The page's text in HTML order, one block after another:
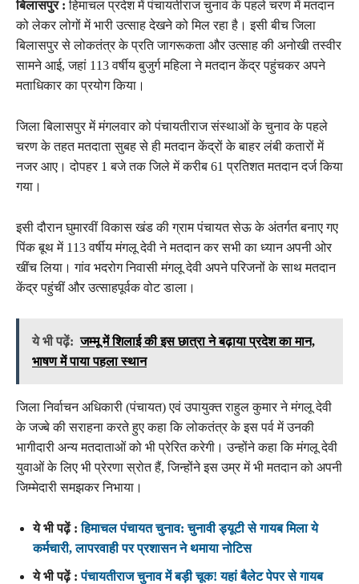
बिलासपुर : हिमाचल प्रदेश में पंचायतीराज चुनाव के पहले चरण में मतदान
को लेकर लोगों में भारी उत्साह देखने को मिल रहा है। इसी बीच जिला
बिलासपुर से लोकतंत्र के प्रति जागरूकता और उत्साह की अनोखी तस्वीर
सामने आई, जहां 113 वर्षीय बुजुर्ग महिला ने मतदान केंद्र पहुंचकर अपने
मताधिकार का प्रयोग किया।
जिला बिलासपुर में मंगलवार को पंचायतीराज संस्थाओं के चुनाव के पहले
चरण के तहत मतदाता सुबह से ही मतदान केंद्रों के बाहर लंबी कतारों में
नजर आए। दोपहर 1 बजे तक जिले में करीब 61 प्रतिशत मतदान दर्ज किया
गया।
इसी दौरान घुमारवीं विकास खंड की ग्राम पंचायत सेऊ के अंतर्गत बनाए गए
पिंक बूथ में 113 वर्षीय मंगलू देवी ने मतदान कर सभी का ध्यान अपनी ओर
खींच लिया। गांव भदरोग निवासी मंगलू देवी अपने परिजनों के साथ मतदान
केंद्र पहुंचीं और उत्साहपूर्वक वोट डाला।
ये भी पढ़ें: जम्मू में शिलाई की इस छात्रा ने बढ़ाया प्रदेश का मान,
भाषण में पाया पहला स्थान
जिला निर्वाचन अधिकारी (पंचायत) एवं उपायुक्त राहुल कुमार ने मंगलू देवी
के जज्बे की सराहना करते हुए कहा कि लोकतंत्र के इस पर्व में उनकी
भागीदारी अन्य मतदाताओं को भी प्रेरित करेगी। उन्होंने कहा कि मंगलू देवी
युवाओं के लिए भी प्रेरणा स्रोत हैं, जिन्होंने इस उम्र में भी मतदान को अपनी
जिम्मेदारी समझकर निभाया।
ये भी पढ़ें :हिमाचल पंचायत चुनाव: चुनावी ड्यूटी से गायब मिला ये
कर्मचारी, लापरवाही पर प्रशासन ने थमाया नोटिस
ये भी पढ़ें :पंचायतीराज चुनाव में बड़ी चूक! यहां बैलेट पेपर से गायब